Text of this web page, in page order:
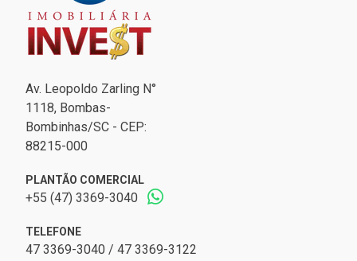
Av. Leopoldo Zarling N°
1118, Bombas-
Bombinhas/SC - CEP:
88215-000
PLANTÃO COMERCIAL
+55 (47) 3369-3040
TELEFONE
47 3369-3040 / 47 3369-3122